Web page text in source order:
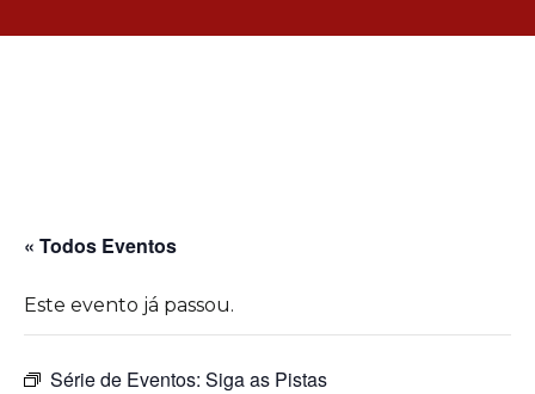
« Todos Eventos
Este evento já passou.
Série de Eventos: Siga as Pistas